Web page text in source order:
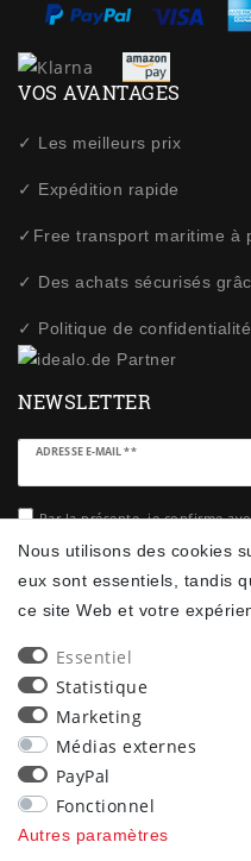
VOS AVANTAGES
✓ Les meilleurs prix
✓ Expédition rapide
✓Free transport maritime à
✓ Des achats sécurisés
✓ Politique de confidentialité
NEWSLETTER
ADRESSE E-MAIL **
Par la présente, je confirme
peux rétracter mon
90
trees were planted
Nous utilisons des cookies
eux sont essentiels, tandis
ce site Web et votre
Essentiel
Statistique
Marketing
Médias externes
PayPal
Fonctionnel
Autres paramètres